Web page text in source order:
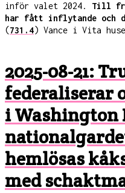
inför valet 2024. Till
har fått inflytande och
(731.4) Vance i Vita
2025-08-21:
federaliserar
i Washington
hemlösas
med